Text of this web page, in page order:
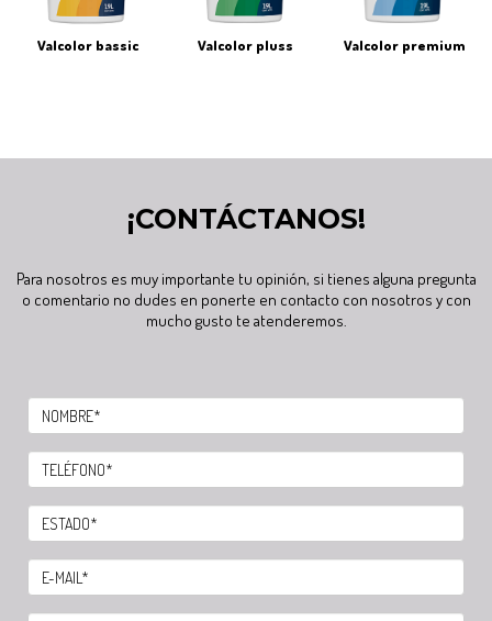
Valcolor bassic valcolor pluss valcolor premium
¡CONTÁCTANOS!
Para nosotros es muy importante tu opinión, si tienes alguna pregunta
o comentario no dudes en ponerte en contacto con nosotros y con
mucho gusto te atenderemos.